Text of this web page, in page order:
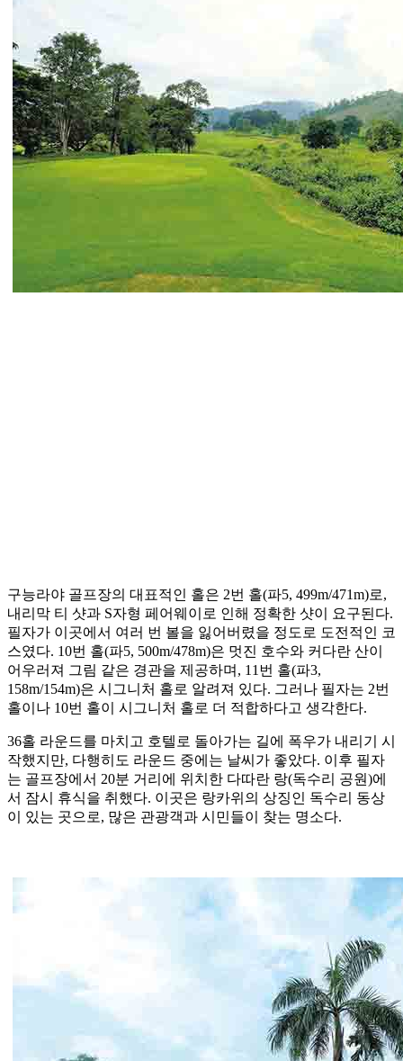
구능라야 골프장의 대표적인 홀은 2번 홀(파5, 499m/471m)로,
내리막 티 샷과 S자형 페어웨이로 인해 정확한 샷이 요구된다.
필자가 이곳에서 여러 번 볼을 잃어버렸을 정도로 도전적인 코
스였다. 10번 홀(파5, 500m/478m)은 멋진 호수와 커다란 산이
어우러져 그림 같은 경관을 제공하며, 11번 홀(파3,
158m/154m)은 시그니처 홀로 알려져 있다. 그러나 필자는 2번
홀이나 10번 홀이 시그니처 홀로 더 적합하다고 생각한다.
36홀 라운드를 마치고 호텔로 돌아가는 길에 폭우가 내리기 시
작했지만, 다행히도 라운드 중에는 날씨가 좋았다. 이후 필자
는 골프장에서 20분 거리에 위치한 다따란 랑(독수리 공원)에
서 잠시 휴식을 취했다. 이곳은 랑카위의 상징인 독수리 동상
이 있는 곳으로, 많은 관광객과 시민들이 찾는 명소다.